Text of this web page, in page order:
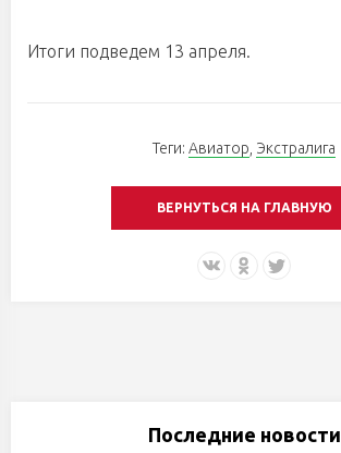
Итоги подведем 13 апреля.
Теги: Авиатор Экстралига
ВЕРНУТЬСЯ НА ГЛАВНУЮ
Последние новости